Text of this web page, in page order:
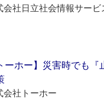
会社日立社会情報サービ
ーホー】災害時でも
会社トーホー